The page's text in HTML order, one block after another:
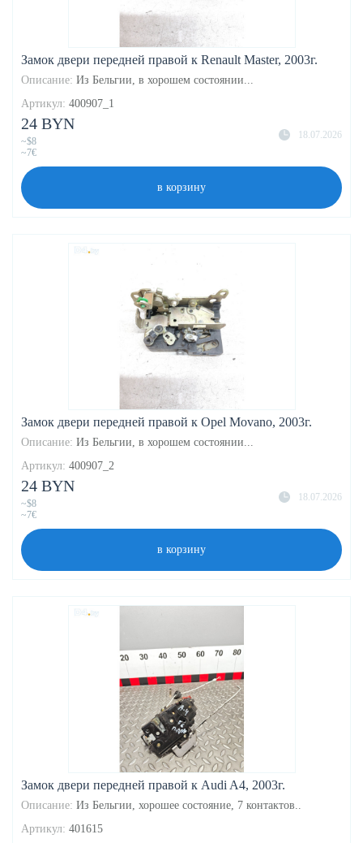
Замок двери передней правой к Renault Master, 2003г.
Описание: Из Бельгии, в хорошем состоянии...
Артикул: 400907_1
18.07.2026
24 BYN
~$8
~7€
в корзину
Замок двери передней правой к Opel Movano, 2003г.
Описание: Из Бельгии, в хорошем состоянии...
Артикул: 400907_2
18.07.2026
24 BYN
~$8
~7€
в корзину
Замок двери передней правой к Audi A4, 2003г.
Описание: Из Бельгии, хорошее состояние, 7 контактов..
Артикул: 401615